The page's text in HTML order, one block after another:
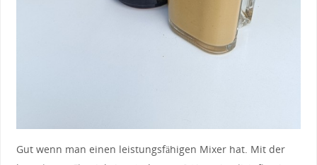
Gut wenn man einen leistungsfähigen Mixer hat. Mit der